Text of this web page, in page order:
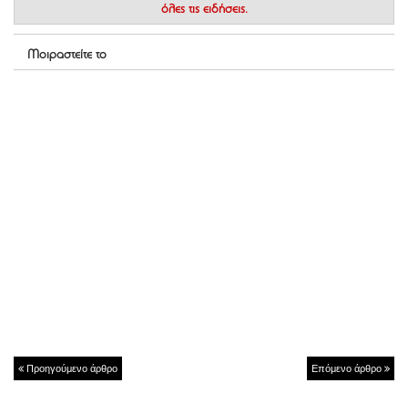
όλες τις ειδήσεις.
Μοιραστείτε το
Προηγούμενο άρθρο Επόμενο άρθρο